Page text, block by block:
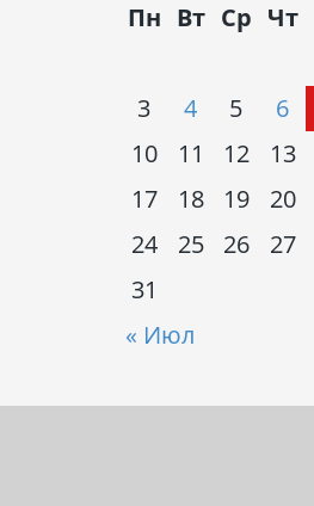
Пн Вт Ср Чт
« Июл
3
4 5 6
10
11 12 13
17
18 19 20
24
25 26 27
31